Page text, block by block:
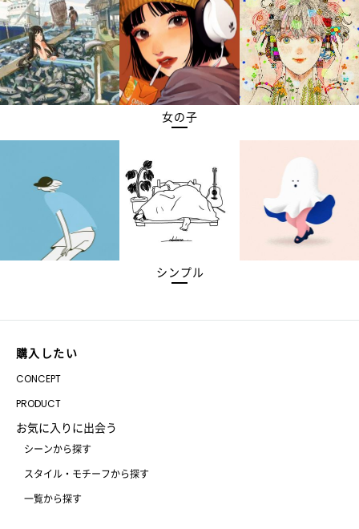
女の子
シンプル
購入したい
CONCEPT
PRODUCT
お気に入りに出会う
シーンから探す
スタイル・モチーフから探す
一覧から探す